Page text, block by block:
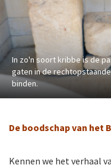
In zo'n soort kribbe is de
gaten in de
binden.
De boodschap van het
Kennen we het verhaal